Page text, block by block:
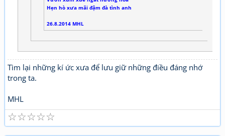
Hẹn hò xưa mãi đậm đà tình anh
26.8.2014 MHL
Tìm lại những kí ức xưa để lưu giữ những điều đáng nhớ
trong ta.
MHL
☆
☆
☆
☆
☆